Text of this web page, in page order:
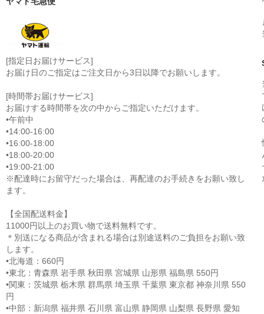
[指定日お届けサービス]
お届け日のご指定はご注文日から3日以降でお願いします。
[時間帯お届けサービス]
お届けする時間帯を次の中からご指定いただけます。
•午前中
•14:00-16:00
•16:00-18:00
•18:00-20:00
•19:00-21:00
※配達時にお留守だった場合は、再配達のお手続きをお願い致し
ます。
【全国配送料金】
11000円以上のお買い物で送料無料です。
＊別送になる商品が含まれる場合は別途送料のご負担をお願い致
します。
•北海道：660円
•東北：青森県 岩手県 秋田県 宮城県 山形県 福島県 550円
•関東：茨城県 栃木県 群馬県 埼玉県 千葉県 東京都 神奈川県 550
円
•中部：新潟県 福井県 石川県 富山県 静岡県 山梨県 長野県 愛知